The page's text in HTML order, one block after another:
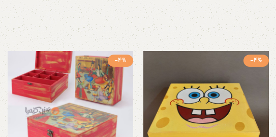
-4%
-4%